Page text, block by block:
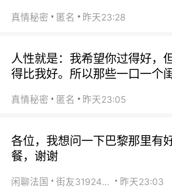
真情秘密 匿名 昨天23:28
人性就是：我希望你过得好，
得比我好。所以那些一口一个
真情秘密 匿名 昨天23:05
各位，我想问一下巴黎那里有
餐，谢谢
闲聊法国 街友31924072 昨天23:03